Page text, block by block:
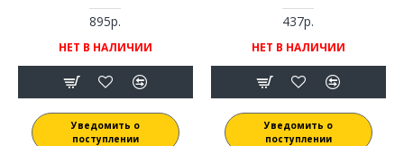
895р.
НЕТ В НАЛИЧИИ
Уведомить о
поступлении
437р.
НЕТ В НАЛИЧИИ
Уведомить о
поступлении